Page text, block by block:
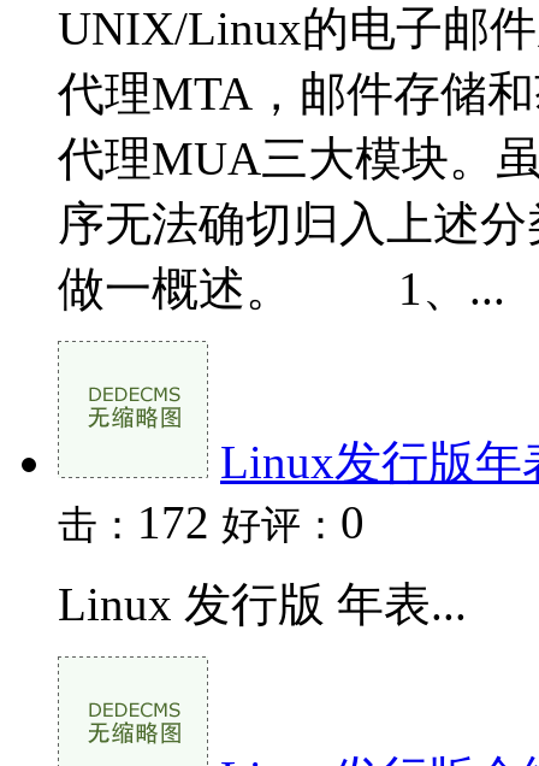
UNIX/Linux的电子邮
代理MTA，邮件存储
代理MUA三大模块。
序无法确切归入上述
做一概述。 1、...
Linux发行版年
击： 172 好评： 0
Linux 发行版 年表...